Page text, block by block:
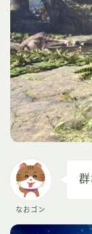
なおゴン
群